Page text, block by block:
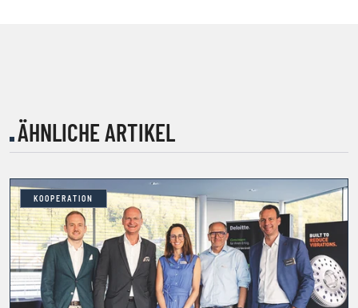
ÄHNLICHE ARTIKEL
KOOPERATION